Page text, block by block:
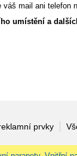
mail ani
umístění a
prvky